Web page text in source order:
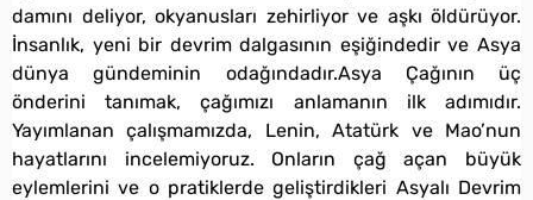
damını deliyor, okyanusları zehirliyor ve aşkı öldürüyor.
İnsanlık, yeni bir devrim dalgasının eşiğindedir ve Asya
dünya gündeminin odağındadır.Asya Çağının üç
önderini tanımak, çağımızı anlamanın ilk adımıdır.
Yayımlanan çalışmamızda, Lenin, Atatürk ve Mao’nun
hayatlarını incelemiyoruz. Onların çağ açan büyük
eylemlerini ve o pratiklerde geliştirdikleri Asyalı Devrim